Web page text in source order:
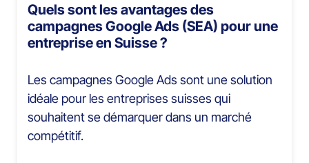
Quels sont les avantages des
campagnes Google Ads (SEA) pour une
entreprise en Suisse ?
Les campagnes Google Ads sont une solution
idéale pour les entreprises suisses qui
souhaitent se démarquer dans un marché
compétitif.